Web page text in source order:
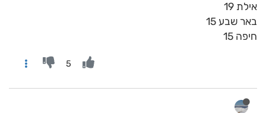
אילת 19
באר שבע 15
חיפה 15
5